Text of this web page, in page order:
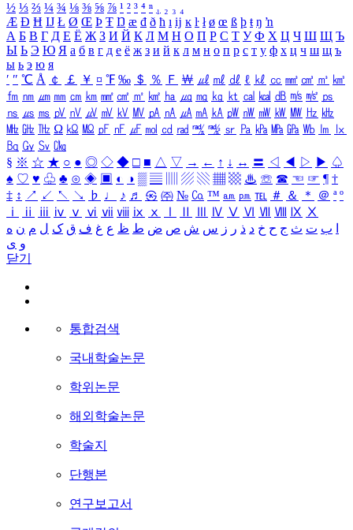
½ ⅓ ⅔ ¼ ¾ ⅛ ⅜ ⅝ ⅞ ¹ ² ³ ⁴ ⁿ ₁ ₂ ₃ ₄
Æ Ð Ħ Ĳ Ł Ø Œ Þ Ŧ Ŋ æ đ ð ħ ı ĳ ĸ ŀ ł ø œ ß þ ŧ ŋ ŉ
А Б В Г Д Е Ё Ж З И Й К Л М Н О П Р С Т У Ф Х Ц Ч Ш Щ Ъ
Ы Ь Э Ю Я а б в г д е ё ж з и й к л м н о п р с т у ф х ц ч ш щ ъ
ы ь э ю я
′ ″ ℃ Å ￠ ￡ ￥ ¤ ℉ ‰ ＄ ％ Ｆ ￦ ㎕ ㎖ ㎗ ℓ ㎘ ㏄ ㎣ ㎤ ㎥ ㎦
㎙ ㎚ ㎛ ㎜ ㎝ ㎞ ㎟ ㎠ ㎡ ㎢ ㏊ ㎍ ㎎ ㎏ ㏏ ㎈ ㎉ ㏈ ㎧ ㎨ ㎰
㎱ ㎲ ㎳ ㎴ ㎵ ㎶ ㎷ ㎸ ㎹ ㎀ ㎁ ㎂ ㎃ ㎄ ㎺ ㎻ ㎽ ㎾ ㎿ ㎐ ㎑
㎒ ㎓ ㎔ Ω ㏀ ㏁ ㎊ ㎋ ㎌ ㏖ ㏅ ㎭ ㎮ ㎯ ㏛ ㎩ ㎪ ㎫ ㎬ ㏝ ㏐
㏓
㏃ ㏉ ㏜ ㏆
§ ※ ☆ ★ ○ ● ◎ ◇ ◆ □ ■ △ ▽ → ← ↑ ↓ ↔ 〓 ◁ ◀ ▷ ▶ ♤
♠ ♡ ♥ ♧ ♣ ⊙ ◈ ▣ ◐ ◑ ▒ ▤ ▨ ▧ ▦ ▩ ♨ ☏ ☎ ☜ ☞ ¶ †
‡ ↕ ↗ ↙ ↖ ↘ ♭ ♩ ♪ ♬ ㉿ ㈜ № ㏇ ™ ㏂ ㏘ ℡ ＃ ＆ ＊ ＠ ª º
ⅰ
ⅱ ⅲ ⅳ ⅴ ⅵ ⅶ ⅷ ⅸ ⅹ Ⅳ Ⅴ Ⅵ Ⅶ Ⅷ Ⅸ Ⅹ
ب ت ث ج ح خ د ذ ر ز س ش ص ض ط ظ ع غ ف ق ک ل م ن ه
و ی
닫기
통합검색
국내학술논문
학위논문
해외학술논문
학술지
단행본
연구보고서